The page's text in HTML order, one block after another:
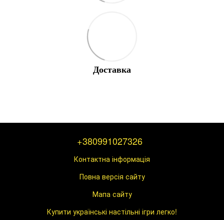
Доставка
+380991027326
Контактна інформація
Повна версія сайту
Мапа сайту
Купити українські настільні ігри легко!